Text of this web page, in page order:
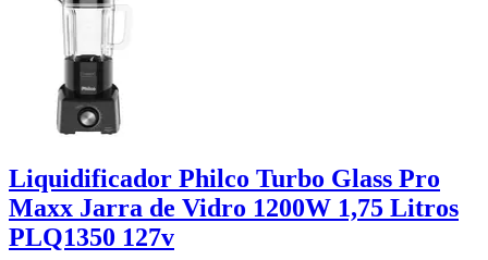
Liquidificador Philco Turbo Glass Pro
Maxx Jarra de Vidro 1200W 1,75 Litros
PLQ1350 127v